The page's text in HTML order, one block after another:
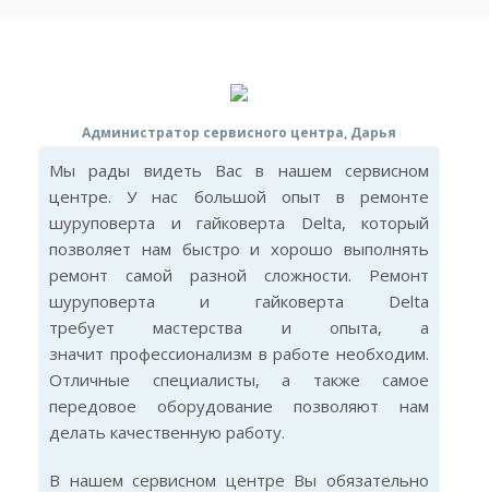
Администратор сервисного центра, Дарья
Мы рады видеть Вас в нашем сервисном
центре. У нас большой опыт в ремонте
шуруповерта и гайковерта Delta, который
позволяет нам быстро и хорошо выполнять
ремонт самой разной сложности. Ремонт
шуруповерта и гайковерта Delta
требует мастерства и опыта, а
значит профессионализм в работе необходим.
Отличные специалисты, а также самое
передовое оборудование позволяют нам
делать качественную работу.
В нашем сервисном центре Вы обязательно